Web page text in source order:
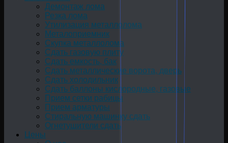
Демонтаж лома
Резка лома
Утилизация металлолома
Металоприемник
Скупка металлолома
Сдать газовую плиту
Сдать емкость, бак
Cдать металлические ворота, дверь
Сдать холодильник
Сдать баллоны кислородные, газовые
Прием сетки рабицы
Прием арматуры
Стиральную машинку сдать
Огнетушители сдать
Цены